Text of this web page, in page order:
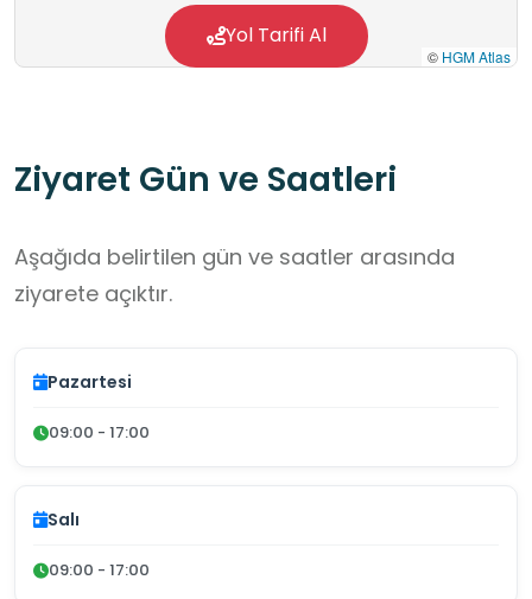
tabanlı bir randevu sistemi üzerinden
planlanmakta ve yapılandırılmış bir akademik
© HGM Atlas
Yol Tarifi Al
Ziyaret Gün ve Saatleri
Aşağıda belirtilen gün ve saatler arasında
ziyarete açıktır.
Pazartesi
09:00 - 17:00
Salı
09:00 - 17:00